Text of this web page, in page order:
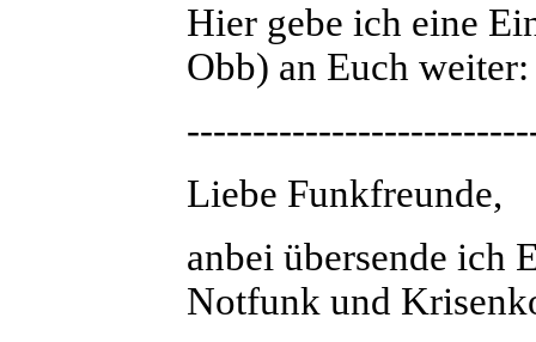
Hier gebe ich eine
Obb) an Euch weiter:
Liebe Funkfreunde,
anbei übersende ich
Notfunk und